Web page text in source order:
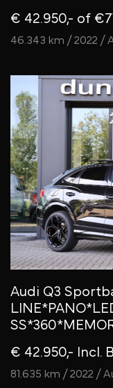
€ 42.950,- of
46.343 km / 2022 /
Audi Q3
€ 42.950,- Incl.
81.635 km / 2022 /